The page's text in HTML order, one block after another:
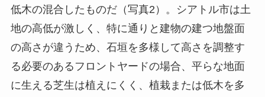
低木の混合したものだ（写真2）。シアトル市は土
地の高低が激しく、特に通りと建物の建つ地盤面
の高さが違うため、石垣を多様して高さを調整す
る必要のあるフロントヤードの場合、平らな地面
に生える芝生は植えにくく、植栽または低木を多